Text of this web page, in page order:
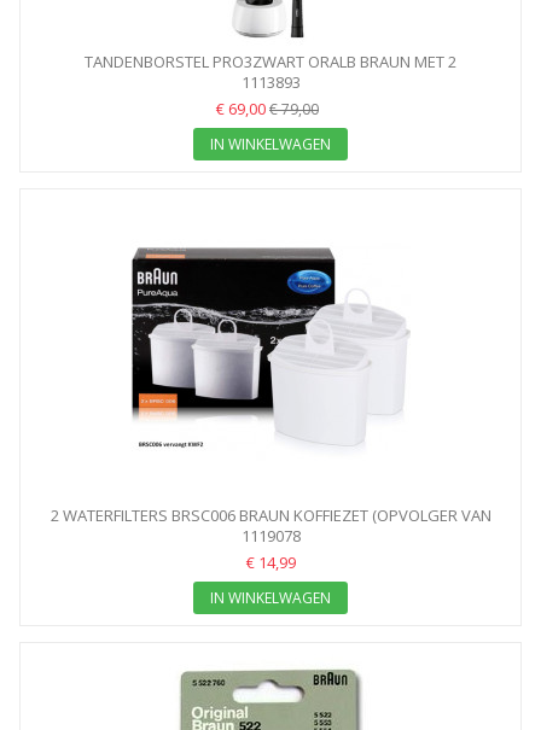
TANDENBORSTEL PRO3ZWART ORALB BRAUN MET 2
VERVANGBORSTELS...
1113893
€ 69,00€ 79,00
IN WINKELWAGEN
2 WATERFILTERS BRSC006 BRAUN KOFFIEZET (OPVOLGER VAN
KWF2)
1119078
€ 14,99
IN WINKELWAGEN